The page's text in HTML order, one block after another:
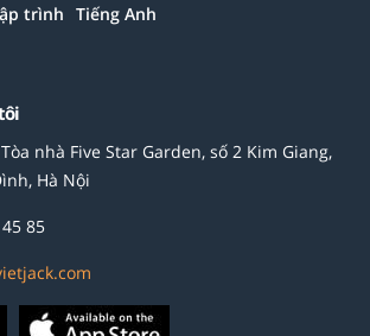
trình Tiếng Anh
nhà Five Star Garden, số 2 Kim Giang,
Hà Nội
85